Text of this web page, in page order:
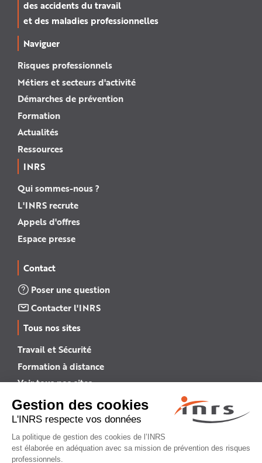
des accidents du travail
et des maladies professionnelles
Naviguer
Risques professionnels
Métiers et secteurs d'activité
Démarches de prévention
Formation
Actualités
Ressources
INRS
Qui sommes-nous ?
L'INRS recrute
Appels d'offres
Espace presse
Contact
Poser une question
Contacter l'INRS
Tous nos sites
Travail et Sécurité
Formation à distance
Voir tous nos sites →
INRS English
INRS (english version)